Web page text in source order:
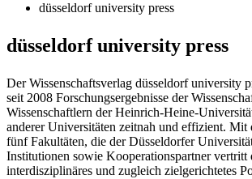
düsseldorf university press
düsseldorf university press
Der Wissenschaftsverlag düsseldorf university
seit 2008 Forschungsergebnisse der
Wissenschaftlern der Heinrich-Heine-
anderer Universitäten zeitnah und effizient. Mit
fünf Fakultäten, die der Düsseldorfer
Institutionen sowie Kooperationspartner vertritt
interdisziplinäres und zugleich zielgerichtetes